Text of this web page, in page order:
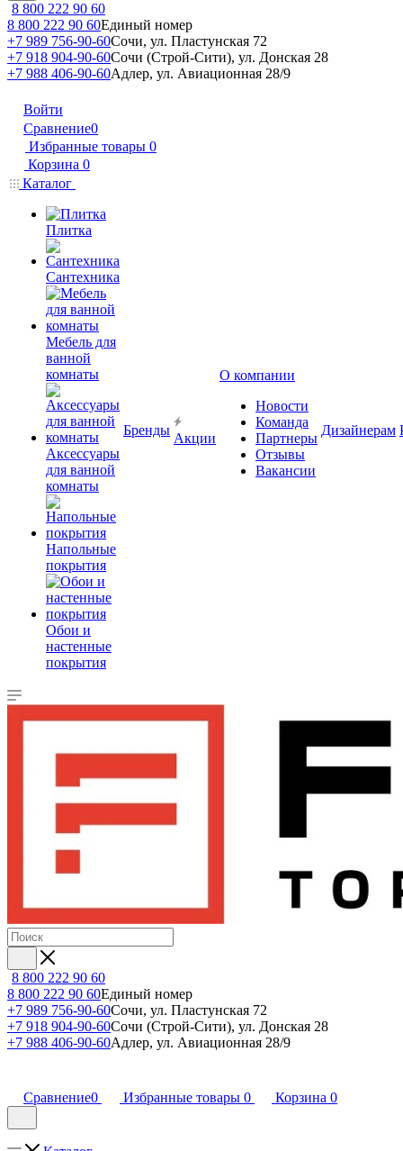
8 800 222 90 60
8 800 222 90 60Единый номер
+7 989 756-90-60Сочи, ул. Пластунская 72
+7 918 904-90-60Сочи (Строй-Сити), ул. Донская 28
+7 988 406-90-60Адлер, ул. Авиационная 28/9
Войти
Сравнение0
Избранные товары 0
Корзина 0
Каталог
Плитка
Сантехника
Мебель для
ванной
комнаты
Аксессуары
для ванной
комнаты
Напольные
покрытия
Обои и
настенные
покрытия
Бренды
Акции
О компании
Новости
Команда
Партнеры
Отзывы
Вакансии
Дизайнерам
8 800 222 90 60
8 800 222 90 60Единый номер
+7 989 756-90-60Сочи, ул. Пластунская 72
+7 918 904-90-60Сочи (Строй-Сити), ул. Донская 28
+7 988 406-90-60Адлер, ул. Авиационная 28/9
Сравнение0 Избранные товары 0 Корзина 0